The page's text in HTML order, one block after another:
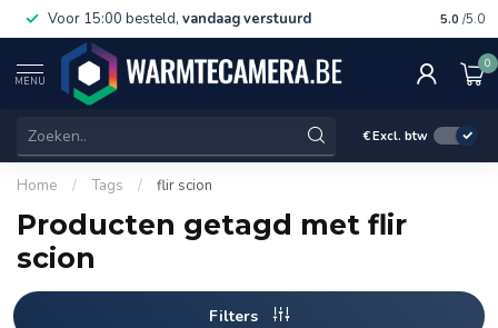
Voor 15:00 besteld, vandaag verstuurd Gratis
5.0 /5.0
MENU
0
€Excl. btw
Home / Tags / flir scion
Producten getagd met flir
scion
Filters